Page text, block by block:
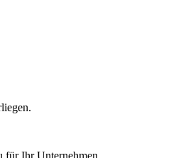
für Ihr Unternehmen.